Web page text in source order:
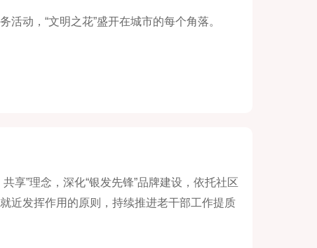
动，“文明之花”盛开在城市的每个角落。
享”理念，深化“银发先锋”品牌建设，依托社区
近发挥作用的原则，持续推进老干部工作提质